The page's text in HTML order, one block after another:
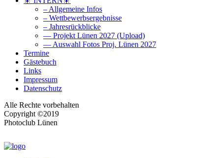
– Allgemeine Infos
– Wettbewerbsergebnisse
– Jahresrückblicke
— Projekt Lünen 2027 (Upload)
— Auswahl Fotos Proj. Lünen 2027
Termine
Gästebuch
Links
Impressum
Datenschutz
Alle Rechte vorbehalten
Copyright ©2019
Photoclub Lünen